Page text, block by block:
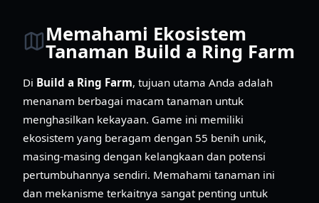
Memahami Ekosistem
Tanaman Build a Ring Farm
Di Build a Ring Farm, tujuan utama Anda adalah
menanam berbagai macam tanaman untuk
menghasilkan kekayaan. Game ini memiliki
ekosistem yang beragam dengan 55 benih unik,
masing-masing dengan kelangkaan dan potensi
pertumbuhannya sendiri. Memahami tanaman ini
dan mekanisme terkaitnya sangat penting untuk